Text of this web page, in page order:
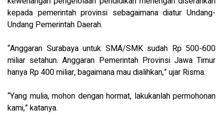
kepada pemerintah provinsi sebagaimana diatur Undang-
Undang Pemerintah Daerah.
“Anggaran Surabaya untuk SMA/SMK sudah Rp 500-600
miliar setahun. Anggaran Pemerintah Provinsi Jawa Timur
hanya Rp 400 miliar, bagaimana mau dialihkan,” ujar Risma.
“Yang mulia, mohon dengan hormat, lakukanlah permohonan
kami,” katanya.